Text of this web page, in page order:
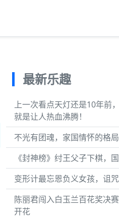
最新乐趣
上一次看点天灯还是10年前
就是让人热血沸腾！
不光有团魂，家国情怀的格
《封神榜》纣王父子下棋，
变形计最忘恩负义女孩，诅
陈丽君闯入白玉兰百花奖决
开花